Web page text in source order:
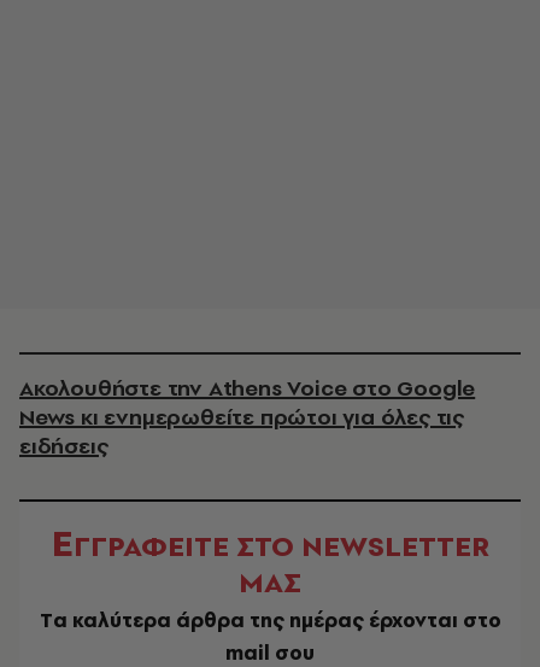
Ακολουθήστε την Athens Voice στο Google
News κι ενημερωθείτε πρώτοι για όλες τις
ειδήσεις
ΕΓΓΡΑΦΕΙΤΕ ΣΤΟ NEWSLETTER
ΜΑΣ
Tα καλύτερα άρθρα της ημέρας έρχονται στο
mail σου